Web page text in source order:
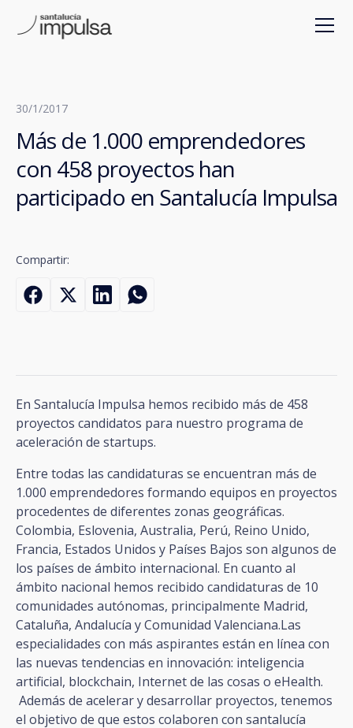
30/1/2017
Más de 1.000 emprendedores
con 458 proyectos han
participado en Santalucía Impulsa
Compartir:
En Santalucía Impulsa hemos recibido más de 458
proyectos candidatos para nuestro programa de
aceleración de startups.
Entre todas las candidaturas se encuentran más de
1.000 emprendedores formando equipos en proyectos
procedentes de diferentes zonas geográficas.
Colombia, Eslovenia, Australia, Perú, Reino Unido,
Francia, Estados Unidos y Países Bajos son algunos de
los países de ámbito internacional. En cuanto al
ámbito nacional hemos recibido candidaturas de 10
comunidades autónomas, principalmente Madrid,
Cataluña, Andalucía y Comunidad Valenciana.Las
especialidades con más aspirantes están en línea con
las nuevas tendencias en innovación: inteligencia
artificial, blockchain, Internet de las cosas o eHealth.
Además de acelerar y desarrollar proyectos, tenemos
el objetivo de que estos colaboren con santalucía